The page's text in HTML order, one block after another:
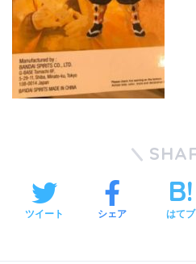
ツイート シェア はてブ